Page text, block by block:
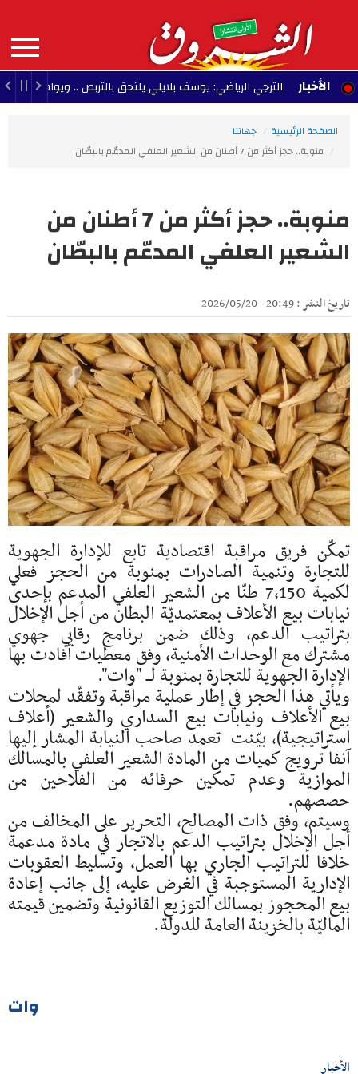
contenu
principal
MAIN
NAVIGATION الأخبار
الترجي الرياضي: يوسف بلايلي يلتحق بالتربص .. ويواصل التحضير
الصفحة الرئيسية
جهاتنا
منوبة.. حجز أكثر من 7 أطنان من الشعير العلفي المدعّم بالبطّان
منوبة.. حجز أكثر من 7 أطنان من
الشعير العلفي المدعّم بالبطّان
تاريخ النشر : 20:49 - 2026/05/20
تمكّن فريق مراقبة اقتصادية تابع للإدارة الجهوية
للتجارة وتنمية الصادرات بمنوبة من الحجز فعلي
لكمية 7,150 طنّا من الشعير العلفي المدعم بإحدى
نيابات بيع الأعلاف بمعتمديّة البطان من أجل الإخلال
بتراتيب الدعم، وذلك ضمن برنامج رقابي جهوي
مشترك مع الوحدات الأمنية، وفق معطيات أفادت بها
الإدارة الجهوية للتجارة بمنوبة لــ "وات".
ويأتي هذا الحجز في إطار عملية مراقبة وتفقّد لمحلات
بيع الأعلاف ونيابات بيع السداري والشعير (أعلاف
استراتيجية)، بيّنت تعمد صاحب النيابة المشار إليها
آنفا ترويج كميات من المادة الشعير العلفي بالمسالك
الموازية وعدم تمكين حرفائه من الفلاحين من
حصصهم.
وسيتم، وفق ذات المصالح، التحرير على المخالف من
أجل الإخلال بتراتيب الدعم بالاتجار في مادة مدعمة
خلافا للتراتيب الجاري بها العمل، وتسليط العقوبات
الإدارية المستوجبة في الغرض عليه، إلى جانب إعادة
بيع المحجوز بمسالك التوزيع القانونية وتضمين قيمته
الماليّة بالخزينة العامة للدولة.
وات
الأخبار